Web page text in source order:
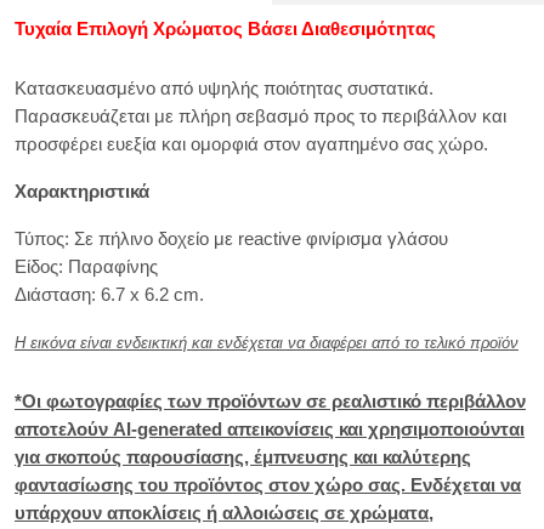
Τυχαία Επιλογή Χρώματος Βάσει Διαθεσιμότητας
Κατασκευασμένο από υψηλής ποιότητας συστατικά.
Παρασκευάζεται με πλήρη σεβασμό προς το περιβάλλον και
προσφέρει ευεξία και ομορφιά στον αγαπημένο σας χώρο.
Χαρακτηριστικά
Τύπος: Σε πήλινο δοχείο με reactive φινίρισμα γλάσου
Είδος: Παραφίνης
Διάσταση: 6.7 x 6.2 cm.
Η εικόνα είναι ενδεικτική και ενδέχεται να διαφέρει από το τελικό προϊόν
*Οι φωτογραφίες των προϊόντων σε ρεαλιστικό περιβάλλον
αποτελούν AI-generated απεικονίσεις και χρησιμοποιούνται
για σκοπούς παρουσίασης, έμπνευσης και καλύτερης
φαντασίωσης του προϊόντος στον χώρο σας. Ενδέχεται να
υπάρχουν αποκλίσεις ή αλλοιώσεις σε χρώματα,